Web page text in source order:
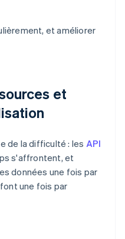
et améliorer
et
de la difficulté : les API
s'affrontent, et
données une fois par
une fois par